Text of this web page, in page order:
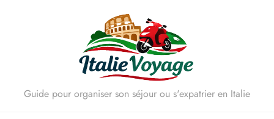
Guide pour organiser son séjour ou s'expatrier en Italie